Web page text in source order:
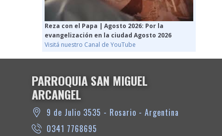
Reza con el Papa | Agosto 2026: Por la
evangelización en la ciudad Agosto 2026
Visitá nuestro Canal de YouTube
PARROQUIA SAN MIGUEL
ARCANGEL
9 de Julio 3535 - Rosario - Argentina
0341 7768695